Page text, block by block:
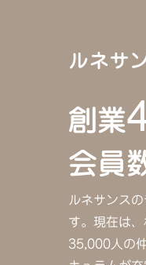
ルネサ
創業
会員
ルネサンス
す。現在は
35,000人の